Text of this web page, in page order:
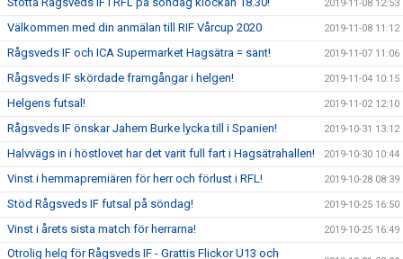
2019-11-08 12:53
Välkommen med din anmälan till RIF Vårcup 2020 2019-11-08 11:12
Rågsveds IF och ICA Supermarket Hagsätra = sant! 2019-11-07 11:06
Rågsveds IF skördade framgångar i helgen! 2019-11-04 10:15
Helgens futsal! 2019-11-02 12:10
Rågsveds IF önskar Jahem Burke lycka till i Spanien! 2019-10-31 13:12
Halvvägs in i höstlovet har det varit full fart i Hagsätrahallen! 2019-10-30 10:44
Vinst i hemmapremiären för herr och förlust i RFL! 2019-10-28 08:39
Stöd Rågsveds IF futsal på söndag! 2019-10-25 16:50
Vinst i årets sista match för herrarna! 2019-10-25 16:49
Otrolig helg för Rågsveds IF - Grattis Flickor U13 och